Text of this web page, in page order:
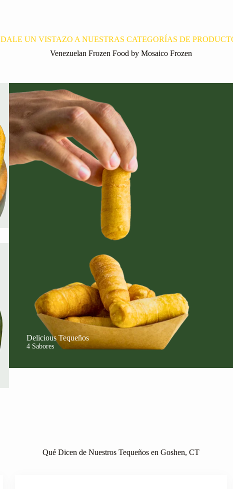
DALE UN VISTAZO A NUESTRAS CATEGORÍAS DE
Venezuelan Frozen Food by Mosaico Frozen
Delicious Tequeños
4 Sabores
Qué Dicen de Nuestros Tequeños en Goshen, CT